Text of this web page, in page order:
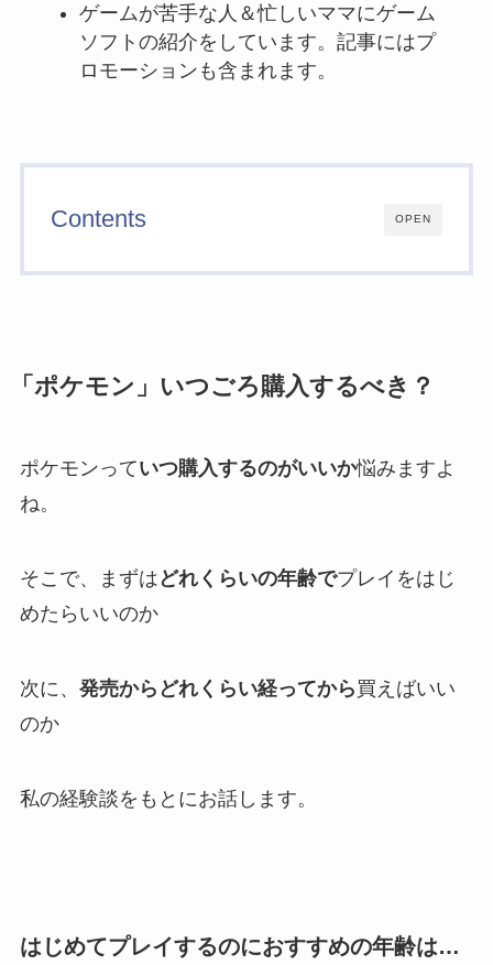
ゲームが苦手な人＆忙しいママにゲーム
ソフトの紹介をしています。記事にはプ
ロモーションも含まれます。
OPEN
Contents
「ポケモン」いつごろ購入するべき？
ポケモンっていつ購入するのがいいか悩みますよ
ね。
そこで、まずは どれくらいの年齢でプレイをはじ
めたらいいのか
次に、 発売からどれくらい経ってから買えばいい
のか
私の経験談をもとにお話します。
はじめてプレイするのにおすすめの年齢は…